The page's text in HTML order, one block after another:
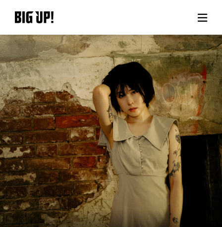
BIG UP!について
ニュース
料金プラン
サポート
ご利用の流れ
よくある質問